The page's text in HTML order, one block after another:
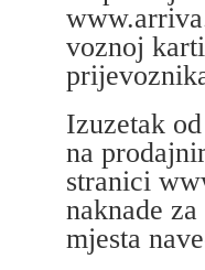
voznoj
Izuzetak
na
stranici
naknade
mjesta